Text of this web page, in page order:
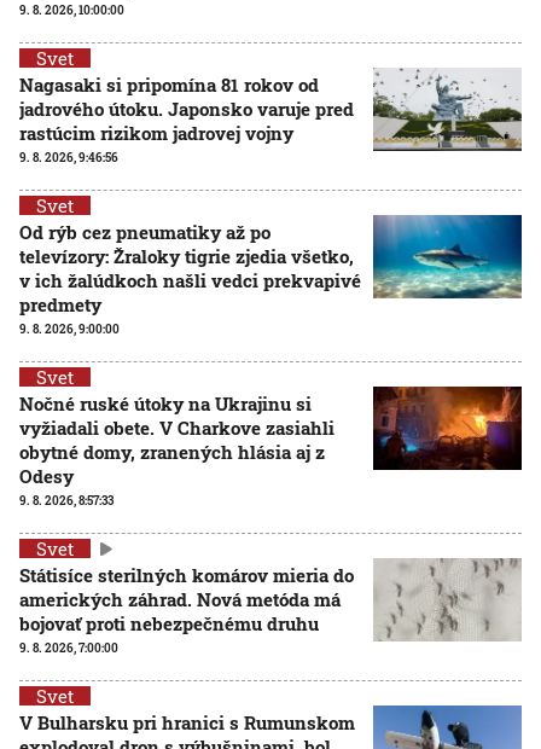
9. 8. 2026, 10:00:00
Svet
Nagasaki si pripomína 81 rokov od
jadrového útoku. Japonsko varuje pred
rastúcim rizikom jadrovej vojny
9. 8. 2026, 9:46:56
Svet
Od rýb cez pneumatiky až po
televízory: Žraloky tigrie zjedia všetko,
v ich žalúdkoch našli vedci prekvapivé
predmety
9. 8. 2026, 9:00:00
Svet
Nočné ruské útoky na Ukrajinu si
vyžiadali obete. V Charkove zasiahli
obytné domy, zranených hlásia aj z
Odesy
9. 8. 2026, 8:57:33
Svet
Státisíce sterilných komárov mieria do
amerických záhrad. Nová metóda má
bojovať proti nebezpečnému druhu
9. 8. 2026, 7:00:00
Svet
V Bulharsku pri hranici s Rumunskom